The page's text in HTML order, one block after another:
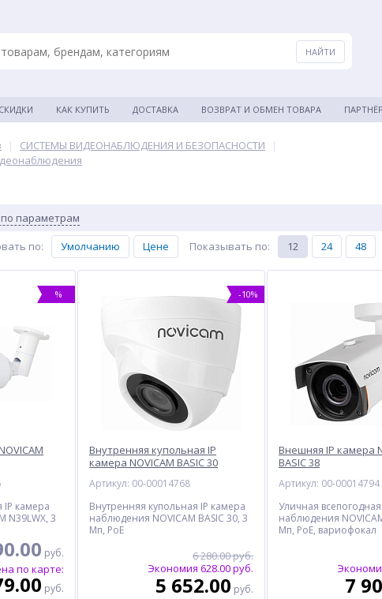
КАК КУПИТЬ ДОСТАВКА ВОЗВРАТ И ОБМЕН ТОВАРА
| СИСТЕМЫ ВИДЕОНАБЛЮДЕНИЯ И БЕЗОПАСНОСТИ
|
параметрам
по: Умолчанию Цене Показывать по: 12 24 48
%
IP камера
N39LWX, 3
руб.
по карте:
руб.
-10%
Внутренняя купольная IP
камера NOVICAM BASIC 30
Артикул: 00-00014768
Внутренняя купольная IP камера
наблюдения NOVICAM BASIC 30, 3
Мп, PoE
6 280.00 руб.
Экономия 628.00 руб.
5 652.00 руб.
Внешняя IP камера
BASIC 38
Артикул: 00-00014794
Уличная
наблюдения
Мп, PoE, вариофокал
7